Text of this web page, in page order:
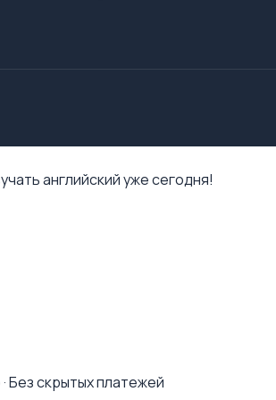
английский уже сегодня!
Без скрытых платежей